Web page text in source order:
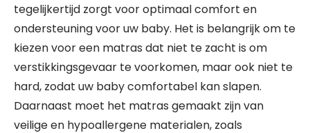
tegelijkertijd zorgt voor optimaal comfort en
ondersteuning voor uw baby. Het is belangrijk om te
kiezen voor een matras dat niet te zacht is om
verstikkingsgevaar te voorkomen, maar ook niet te
hard, zodat uw baby comfortabel kan slapen.
Daarnaast moet het matras gemaakt zijn van
veilige en hypoallergene materialen, zoals